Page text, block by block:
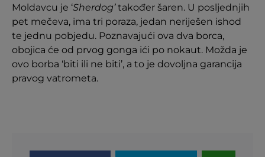
Moldavcu je ‘Sherdog’također šaren. U posljednjih
pet mečeva, ima tri poraza, jedan neriješen ishod
te jednu pobjedu. Poznavajući ova dva borca,
obojica će od prvog gonga ići po nokaut. Možda je
ovo borba ‘biti ili ne biti’, a to je dovoljna garancija
pravog vatrometa.